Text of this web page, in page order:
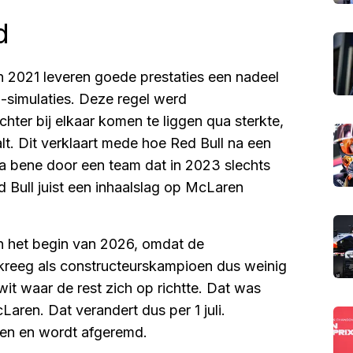
leveren goede prestaties een nadeel
Deze regel werd
bij elkaar komen te liggen qua sterkte,
Dit verklaart mede hoe Red Bull na een
door een team dat in 2023 slechts
juist een inhaalslag op McLaren
het begin van 2026, omdat de
als constructeurskampioen dus weinig
waar de rest zich op richtte. Dat was
Dat verandert dus per 1 juli.
en wordt afgeremd.